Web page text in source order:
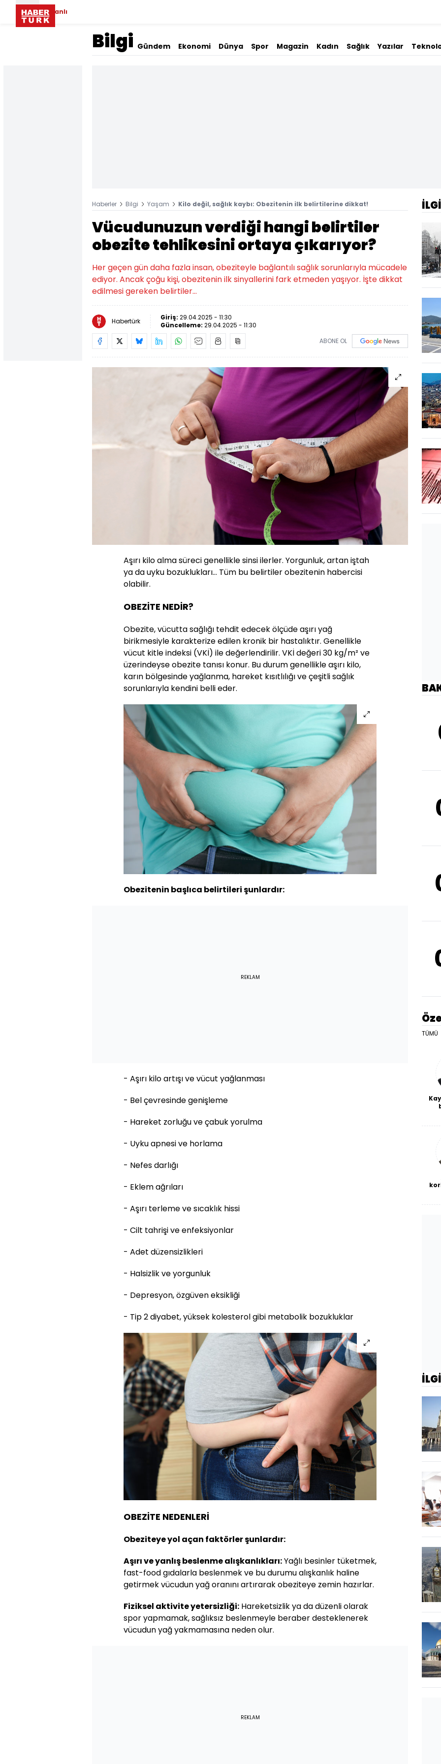
Canlı
Bilgi Gündem Ekonomi Dünya Spor Magazin Kadın Sağlık Yazılar
Haberler Bilgi Yaşam Kilo değil, sağlık kaybı: Obezitenin ilk belirtilerine dikkat!
Vücudunuzun verdiği hangi belirtiler
obezite tehlikesini ortaya çıkarıyor?
Her geçen gün daha fazla insan, obeziteyle bağlantılı sağlık sorunlarıyla mücadele
ediyor. Ancak çoğu kişi, obezitenin ilk sinyallerini fark etmeden yaşıyor. İşte dikkat
edilmesi gereken belirtiler...
Habertürk Giriş: 29.04.2025 - 11:30
Güncelleme: 29.04.2025 - 11:30
ABONE OL
Aşırı kilo alma süreci genellikle sinsi ilerler. Yorgunluk, artan iştah
ya da uyku bozuklukları… Tüm bu belirtiler obezitenin habercisi
olabilir.
OBEZİTE NEDİR?
Obezite, vücutta sağlığı tehdit edecek ölçüde aşırı yağ
birikmesiyle karakterize edilen kronik bir hastalıktır. Genellikle
vücut kitle indeksi (VKİ) ile değerlendirilir. VKİ değeri 30 kg/m² ve
üzerindeyse obezite tanısı konur. Bu durum genellikle aşırı kilo,
karın bölgesinde yağlanma, hareket kısıtlılığı ve çeşitli sağlık
sorunlarıyla kendini belli eder.
Obezitenin başlıca belirtileri şunlardır:
REKLAM
- Aşırı kilo artışı ve vücut yağlanması
- Bel çevresinde genişleme
- Hareket zorluğu ve çabuk yorulma
- Uyku apnesi ve horlama
- Nefes darlığı
- Eklem ağrıları
- Aşırı terleme ve sıcaklık hissi
- Cilt tahrişi ve enfeksiyonlar
- Adet düzensizlikleri
- Halsizlik ve yorgunluk
- Depresyon, özgüven eksikliği
- Tip 2 diyabet, yüksek kolesterol gibi metabolik bozukluklar
OBEZİTE NEDENLERİ
Obeziteye yol açan faktörler şunlardır:
Aşırı ve yanlış beslenme alışkanlıkları:Yağlı besinler tüketmek,
fast-food gıdalarla beslenmek ve bu durumu alışkanlık haline
getirmek vücudun yağ oranını artırarak obeziteye zemin hazırlar.
Fiziksel aktivite yetersizliği: Hareketsizlik ya da düzenli olarak
spor yapmamak, sağlıksız beslenmeyle beraber desteklenerek
vücudun yağ yakmamasına neden olur.
REKLAM
TÜMÜ